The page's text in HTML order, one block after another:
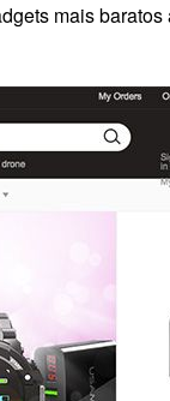
mais baratos